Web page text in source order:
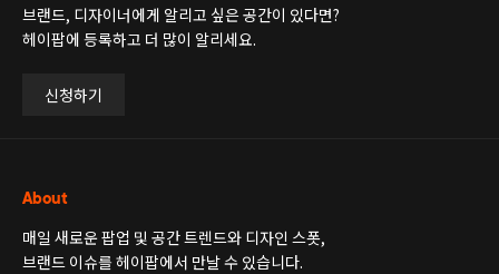
브랜드, 디자이너에게 알리고 싶은 공간이 있다면?
헤이팝에 등록하고 더 많이 알리세요.
신청하기
About
매일 새로운 팝업 및 공간 트렌드와 디자인 스폿,
브랜드 이슈를 헤이팝에서 만날 수 있습니다.